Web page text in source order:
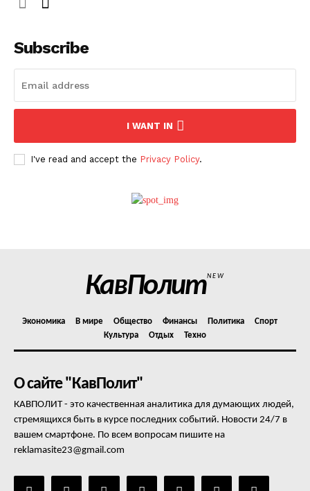
О нас
Политика конфиденциальности
Subscribe
I WANT IN
I've read and accept the Privacy Policy.
КавПолитNEW
Экономика В мире Общество Финансы Политика
Спорт
Культура
Отдых Техно
О сайте "КавПолит"
КАВПОЛИТ - это качественная аналитика для думающих людей,
стремящихся быть в курсе последних событий. Новости 24/7 в
вашем смартфоне. По всем вопросам пишите на
reklamasite23@gmail.com